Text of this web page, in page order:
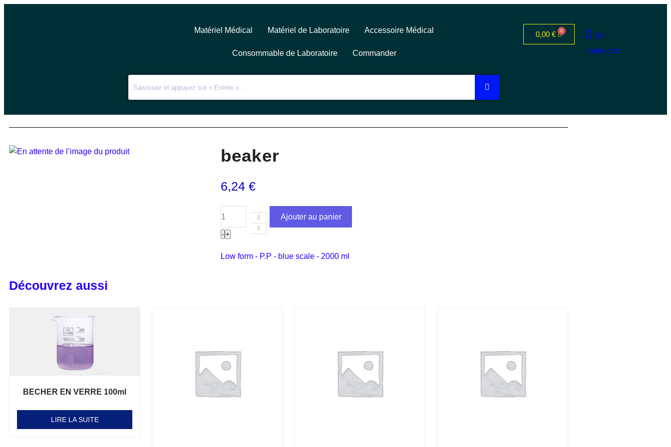
Matériel Médical Matériel de Laboratoire Accessoire Médical
Consommable de Laboratoire Commander
0,00 €
Se
connecter
beaker
6,24€
- +
Ajouter au panier
Low form - P.P - blue scale - 2000 ml
Découvrez aussi
BECHER EN VERRE 100ml
LIRE LA SUITE